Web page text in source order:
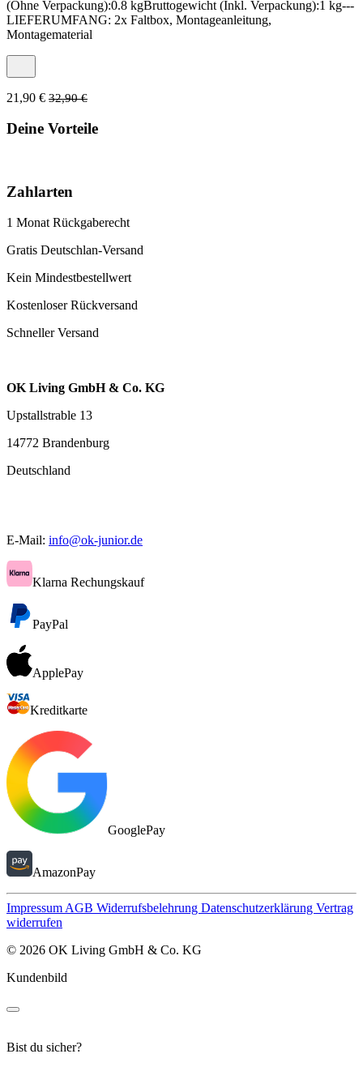
(Ohne Verpackung):0.8 kgBruttogewicht (Inkl. Verpackung):1 kg---
LIEFERUMFANG: 2x Faltbox, Montageanleitung,
Montagematerial
21,90 € 32,90 €
Deine Vorteile
Zahlarten
1 Monat Rückgaberecht
Gratis Deutschlan-Versand
Kein Mindestbestellwert
Kostenloser Rückversand
Schneller Versand
OK Living GmbH & Co. KG
Upstallstrable 13
14772 Brandenburg
Deutschland
E-Mail: info@ok-junior.de
Klarna Rechungskauf
PayPal
ApplePay
Kreditkarte
GooglePay
AmazonPay
ImpressumAGB Widerrufsbelehrung Datenschutzerklärung Vertrag
widerrufen
© 2026 OK Living GmbH & Co. KG
Kundenbild
Bist du sicher?